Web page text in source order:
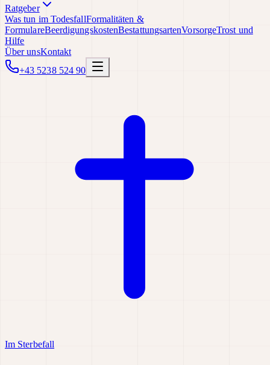
Ratgeber
Was tun im TodesfallFormalitäten &
FormulareBeerdigungskostenBestattungsartenVorsorgeTrost und
Hilfe
Über unsKontakt
+43 5238 524 90
Im Sterbefall